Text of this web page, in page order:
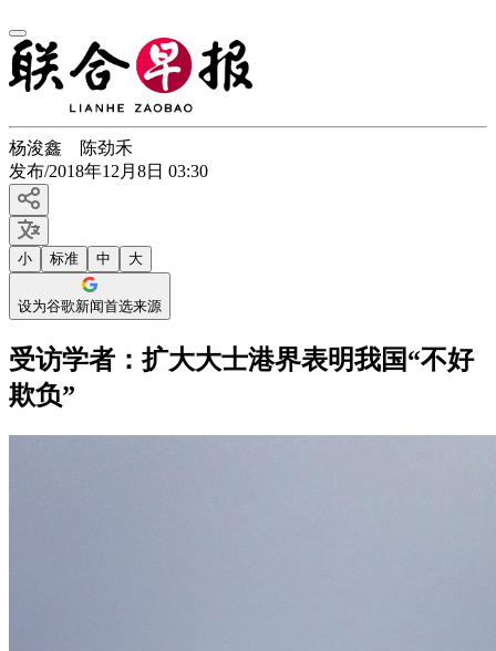
杨浚鑫 陈劲禾
发布/2018年12月8日 03:30
小 标准 中 大
设为谷歌新闻首选来源
受访学者：扩大大士港界表明我国“不好
欺负”